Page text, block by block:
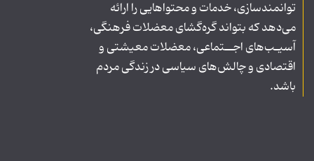
توانمندسازی، خدمات و محتواهایی را ارائه
می‌دهد که بتواند گره‌گشای معضلات فرهنگی،
آسیـب‌های اجــتماعی، معضلات معیشتی و
اقتصادی و چالش‌های سیاسی در زندگی مردم
باشد.